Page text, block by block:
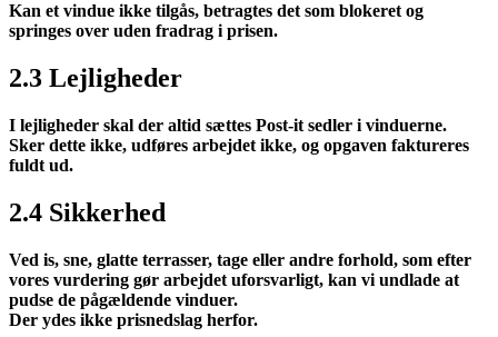
Kan et vindue ikke tilgås, betragtes det som blokeret og
springes over uden fradrag i prisen.
2.3 Lejligheder
I lejligheder skal der altid sættes Post-it sedler i vinduerne.
Sker dette ikke, udføres arbejdet ikke, og opgaven faktureres
fuldt ud.
2.4 Sikkerhed
Ved is, sne, glatte terrasser, tage eller andre forhold, som efter
vores vurdering gør arbejdet uforsvarligt, kan vi undlade at
pudse de pågældende vinduer.
Der ydes ikke prisnedslag herfor.